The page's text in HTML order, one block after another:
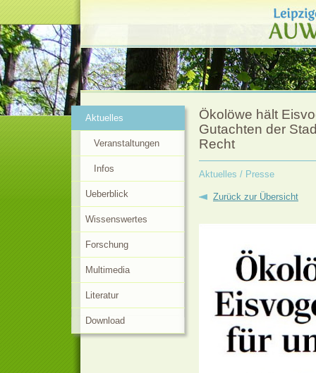
Ökolöwe hält
Gutachten der
Recht
Aktuelles / Presse
Zurück zur Übersicht
Aktuelles
Veranstaltungen
Infos
Ueberblick
Wissenswertes
Forschung
Multimedia
Literatur
Download